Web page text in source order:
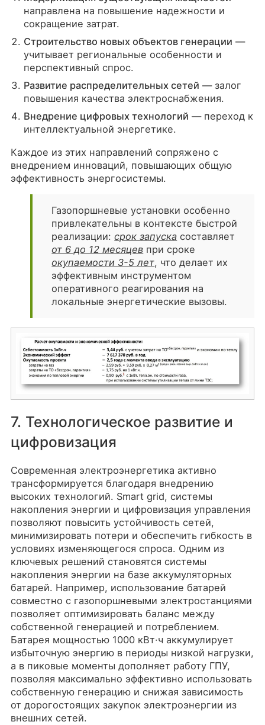
направлена на повышение надежности и
сокращение затрат.
Строительство новых объектов генерации —
учитывает региональные особенности и
перспективный спрос.
Развитие распределительных сетей — залог
повышения качества электроснабжения.
Внедрение цифровых технологий — переход к
интеллектуальной энергетике.
Каждое из этих направлений сопряжено с
внедрением инноваций, повышающих общую
эффективность энергосистемы.
Газопоршневые установки особенно
привлекательны в контексте быстрой
реализации:срок запуска составляет
от 6 до 12 месяцев при сроке
окупаемости 3-5 лет, что делает их
эффективным инструментом
оперативного реагирования на
локальные энергетические вызовы.
7. Технологическое развитие и
цифровизация
Современная электроэнергетика активно
трансформируется благодаря внедрению
высоких технологий. Smart grid, системы
накопления энергии и цифровизация управления
позволяют повысить устойчивость сетей,
минимизировать потери и обеспечить гибкость в
условиях изменяющегося спроса. Одним из
ключевых решений становятся системы
накопления энергии на базе аккумуляторных
батарей. Например, использование батарей
совместно с газопоршневыми электростанциями
позволяет оптимизировать баланс между
собственной генерацией и потреблением.
Батарея мощностью 1000 кВт·ч аккумулирует
избыточную энергию в периоды низкой нагрузки,
а в пиковые моменты дополняет работу ГПУ,
позволяя максимально эффективно использовать
собственную генерацию и снижая зависимость
от дорогостоящих закупок электроэнергии из
внешних сетей.